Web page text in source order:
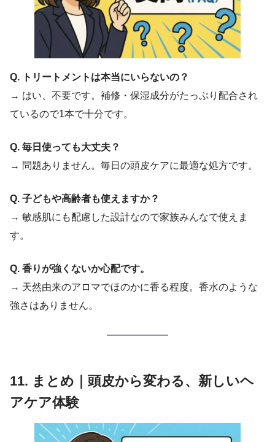
Q. トリートメントは本当にいらないの？
→ はい、不要です。補修・保湿成分がたっぷり配合され
ているので1本で十分です。
Q. 毎日使っても大丈夫？
→ 問題ありません。毎日の頭皮ケアに最適な処方です。
Q. 子どもや高齢者も使えますか？
→ 敏感肌にも配慮した設計なので家族みんなで使えま
す。
Q. 香りが強くないか心配です。
→ 天然由来のアロマでほのかに香る程度。香水のような
強さはありません。
11. まとめ｜頭皮から変わる、新しいヘ
アケア体験